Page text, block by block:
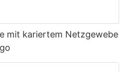
mit kariertem Netzgewebe